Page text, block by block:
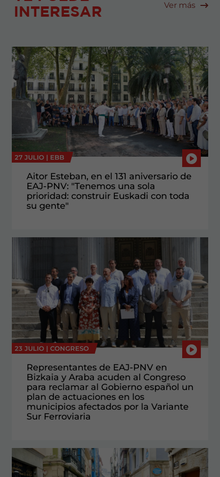
INTERESAR
Ver más
27 JULIO | EBB
Aitor Esteban, en el 131 aniversario de
EAJ-PNV: "Tenemos una sola
prioridad: construir Euskadi con toda
su gente"
23 JULIO | CONGRESO
Representantes de EAJ-PNV en
Bizkaia y Araba acuden al Congreso
para reclamar al Gobierno español un
plan de actuaciones en los
municipios afectados por la Variante
Sur Ferroviaria